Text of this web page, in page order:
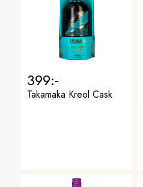
399:-
Takamaka Kreol Cask